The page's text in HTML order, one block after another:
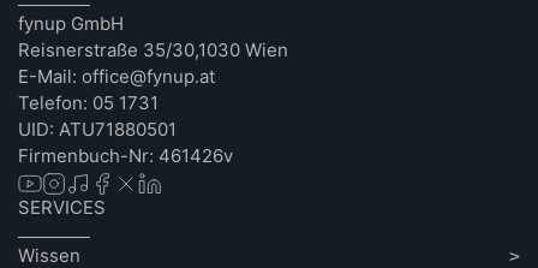
fynup GmbH
Reisnerstraße 35/30,1030 Wien
E-Mail: office@fynup.at
Telefon: 05 1731
UID: ATU71880501
Firmenbuch-Nr: 461426v
SERVICES
Wissen